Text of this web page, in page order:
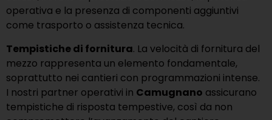
operativa e la presenza di componenti aggiuntivi
come trasporto o assistenza tecnica.
Tempistiche di fornitura. La velocità di fornitura del
mezzo rappresenta un elemento fondamentale,
soprattutto nei cantieri con programmazioni intense.
I nostri partner operativi in Camugnano assicurano
tempistiche di risposta tempestive, così da non